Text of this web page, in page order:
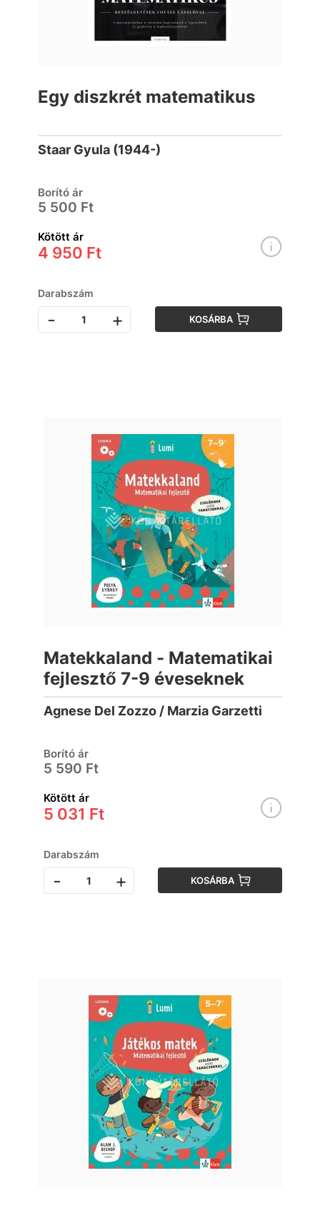
Egy diszkrét matematikus
Staar Gyula (1944-)
Borító ár
5 500 Ft
Kötött ár
4 950 Ft
Darabszám
- + KOSÁRBA
Matekkaland - Matematikai
fejlesztő 7-9 éveseknek
Agnese Del Zozzo / Marzia Garzetti
Borító ár
5 590 Ft
Kötött ár
5 031 Ft
Darabszám
- + KOSÁRBA